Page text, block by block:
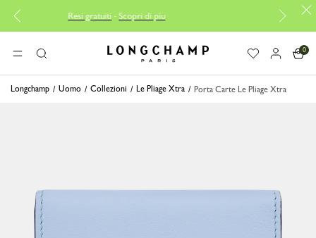
Resi gratuiti -Scopri di piu Consegna
MENURicerca Longchamp - Home
0
Longchamp Uomo Collezioni Le Pliage Xtra Porta Carte Le Pliage Xtra